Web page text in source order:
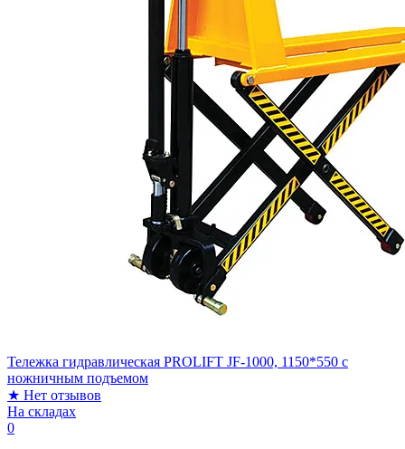
Тележка гидравлическая PROLIFT JF-1000, 1150*550 c
ножничным подъемом
★ Нет отзывов
На складах
0